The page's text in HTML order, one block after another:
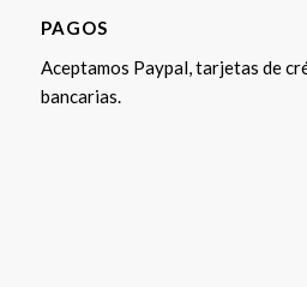
PAGOS
Aceptamos Paypal, tarjetas de
bancarias.